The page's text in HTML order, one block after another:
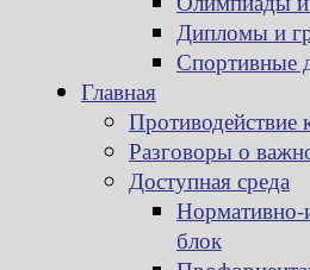
Дипломы и
Спортивные
Главная
Противодействие
Разговоры о
Доступная среда
блок